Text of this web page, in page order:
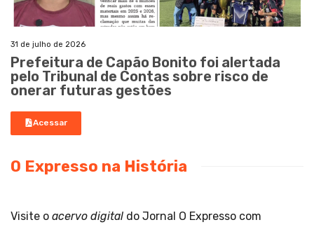
31 de julho de 2026
Prefeitura de Capão Bonito foi alertada
pelo Tribunal de Contas sobre risco de
onerar futuras gestões
Acessar
O Expresso na História
Visite o acervo digital do Jornal O Expresso com